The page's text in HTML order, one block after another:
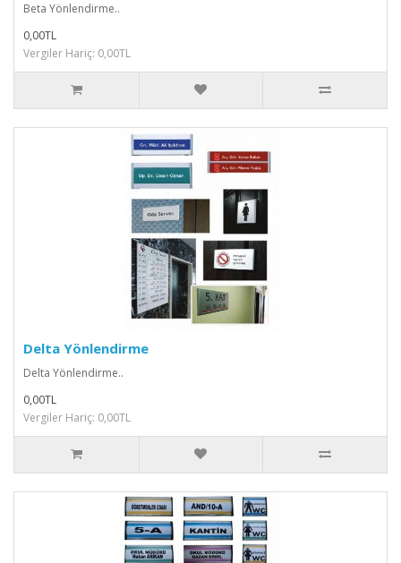
Beta Yönlendirme..
0,00TL
Vergiler Hariç: 0,00TL
Delta Yönlendirme
Delta Yönlendirme..
0,00TL
Vergiler Hariç: 0,00TL